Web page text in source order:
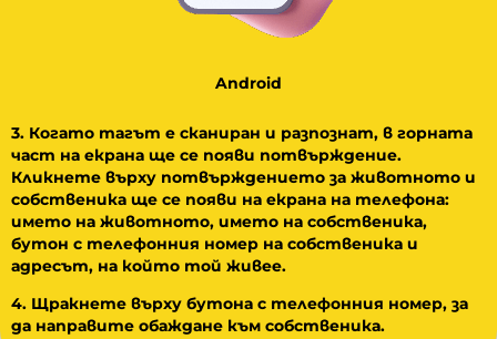
Android
3. Когато тагът е сканиран и разпознат, в горната
част на екрана ще се появи потвърждение.
Кликнете върху потвърждението за животното и
собственика ще се появи на екрана на телефона:
името на животното, името на собственика,
бутон с телефонния номер на собственика и
адресът, на който той живее.
4. Щракнете върху бутона с телефонния номер, за
да направите обаждане към собственика.